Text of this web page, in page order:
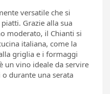
versatile che si
Grazie alla sua
moderato, il Chianti si
italiana, come la
griglia e i formaggi
un vino ideale da servire
durante una serata